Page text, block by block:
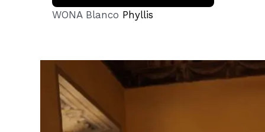
WONA Blanco Phyllis